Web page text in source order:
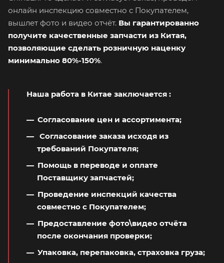
онлайн инспекцию совместно с Покупателем,
вышлет фото и видео отчёт. Вы гарантированно
получите качественные запчасти из Китая,
позволяющие сделать розничную наценку
минимально 80%-150%.
Наша работа в Китае заключается :
Согласование цен и ассортимента;
Согласование заказа исходя из
требований Покупателя;
Помощь в переводе и оплате
Поставщику запчастей;
Проведение инспекций качества
совместно с Покупателем;
Предоставление фото\видео отчёта
после окончания проверки;
Упаковка, перепаковка, страховка груза;